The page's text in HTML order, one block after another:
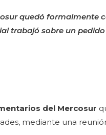
quedó formalmente
trabajó sobre un
del Mercosur
mediante una